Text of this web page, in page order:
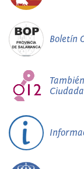
Boletín